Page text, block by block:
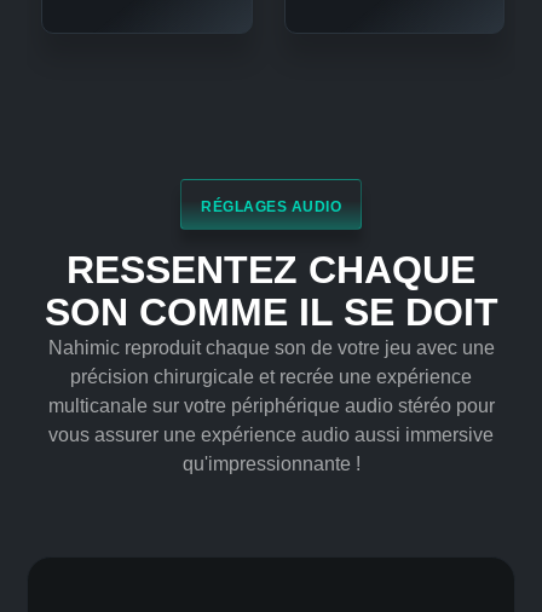
RÉGLAGES AUDIO
RESSENTEZ CHAQUE
SON COMME IL SE DOIT
Nahimic reproduit chaque son de votre jeu avec une
précision chirurgicale et recrée une expérience
multicanale sur votre périphérique audio stéréo pour
vous assurer une expérience audio aussi immersive
qu'impressionnante !